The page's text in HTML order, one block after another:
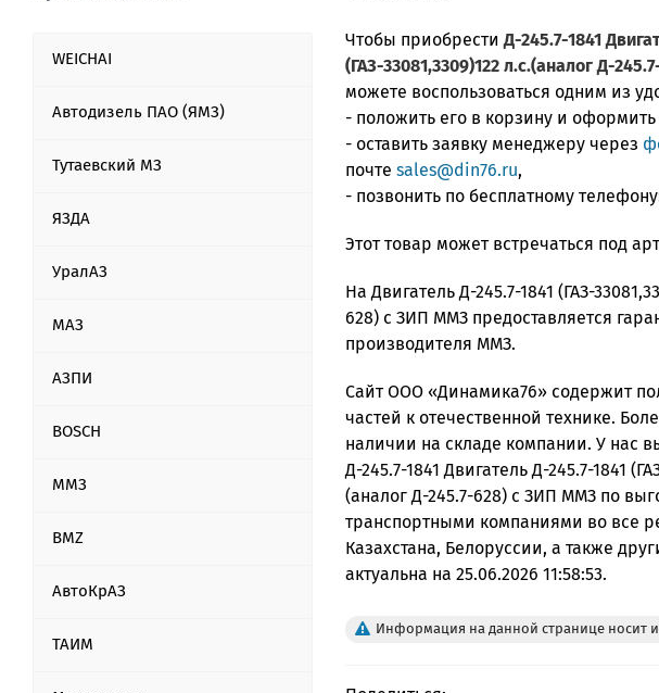
Чтобы приобрестиД-245.7-1841
(ГАЗ-33081,3309)122 л.с.(аналог Д-
можете воспользоваться одним из
- положить его в корзину и оформить
- оставить заявку менеджеру через
почте sales@din76.ru,
- позвонить по бесплатному
Этот товар может встречаться под
На Двигатель Д-245.7-1841 (ГАЗ-
628) с ЗИП ММЗ предоставляется
производителя ММЗ.
Сайт ООО «Динамика76» содержит
частей к отечественной технике.
наличии на складе компании. У нас
Д-245.7-1841 Двигатель Д-245.7-1841
(аналог Д-245.7-628) с ЗИП ММЗ по
транспортными компаниями во все
Казахстана, Белоруссии, а также
актуальна на 25.06.2026 11:58:53.
Информация на данной странице носит
WEICHAI
Автодизель ПАО (ЯМЗ)
Тутаевский МЗ
ЯЗДА
УралАЗ
МАЗ
АЗПИ
BOSCH
ММЗ
BMZ
АвтоКрАЗ
ТАИМ